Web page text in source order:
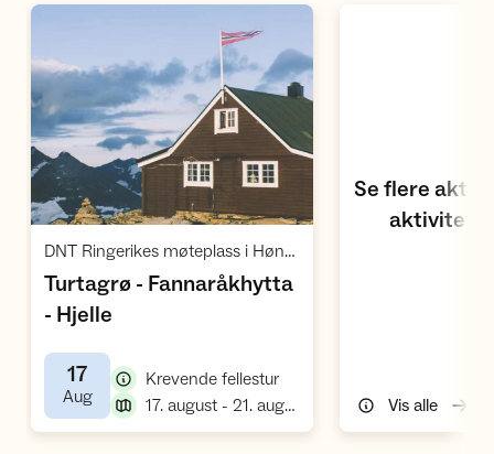
Åpne aktivitet
DNT Ringerikes møteplass i Hønefoss Idrettspark
Turtagrø - Fannaråkhytta
- Hjelle
17
Aug,
Krevende fellestur,
17. august - 21. august
Se flere
Vis alle